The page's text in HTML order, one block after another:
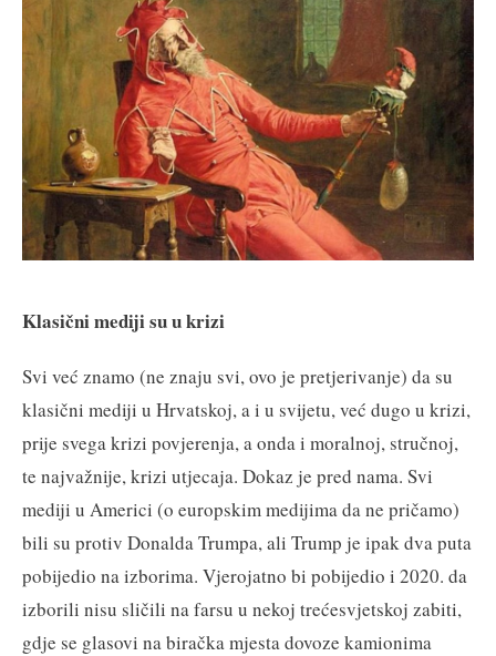
Klasični mediji su u krizi
Svi već znamo (ne znaju svi, ovo je pretjerivanje) da su
klasični mediji u Hrvatskoj, a i u svijetu, već dugo u krizi,
prije svega krizi povjerenja, a onda i moralnoj, stručnoj,
te najvažnije, krizi utjecaja. Dokaz je pred nama. Svi
mediji u Americi (o europskim medijima da ne pričamo)
bili su protiv Donalda Trumpa, ali Trump je ipak dva puta
pobijedio na izborima. Vjerojatno bi pobijedio i 2020. da
izborili nisu sličili na farsu u nekoj trećesvjetskoj zabiti,
gdje se glasovi na biračka mjesta dovoze kamionima